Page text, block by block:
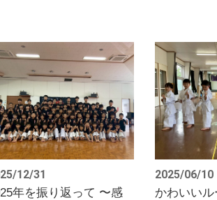
12/31
年を振り返って 〜感
2025/06/10
かわいい